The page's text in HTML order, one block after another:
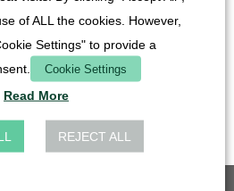
-
of ALL the cookies. However,
Settings" to provide a
Cookie Settings
Read More
REJECT ALL